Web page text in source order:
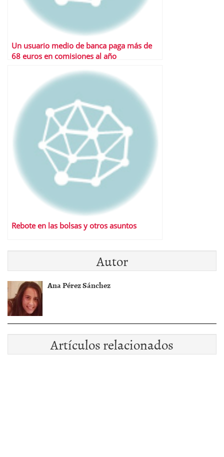
Un usuario medio de banca paga más de
68 euros en comisiones al año
Rebote en las bolsas y otros asuntos
Autor
Ana Pérez Sánchez
Artículos relacionados